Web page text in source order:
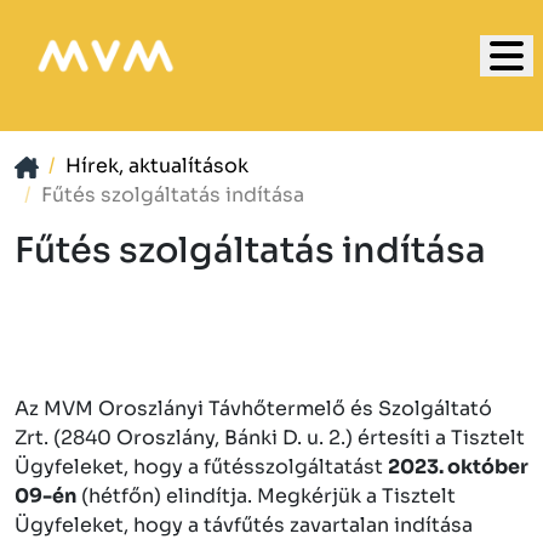
Hírek, aktualítások
Fűtés szolgáltatás indítása
Fűtés szolgáltatás indítása
Az MVM Oroszlányi Távhőtermelő és Szolgáltató
Zrt. (2840 Oroszlány, Bánki D. u. 2.) értesíti a Tisztelt
Ügyfeleket, hogy a fűtésszolgáltatást2023. október
09-én (hétfőn) elindítja. Megkérjük a Tisztelt
Ügyfeleket, hogy a távfűtés zavartalan indítása